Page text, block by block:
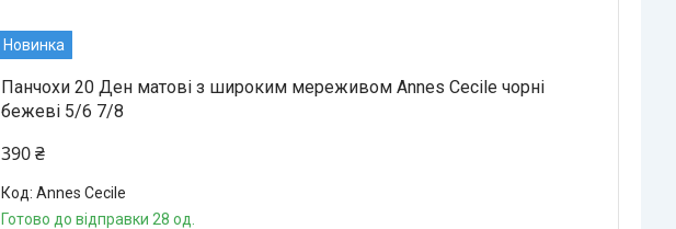
Новинка
Панчохи 20 Ден матові з широким мереживом Annes Cecile чорні
бежеві 5/6 7/8
390 ₴
Annes Cecile
Готово до відправки 28 од.